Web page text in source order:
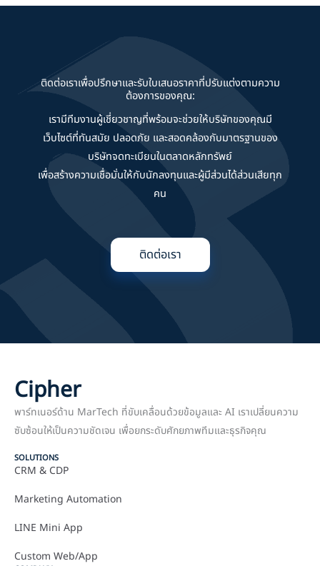
ติดต่อเราเพื่อปรึกษาและรับใบเสนอราคาที่ปรับแต่งตามความ
ต้องการของคุณ:
เรามีทีมงานผู้เชี่ยวชาญที่พร้อมจะช่วยให้บริษัทของคุณมี
เว็บไซต์ที่ทันสมัย ปลอดภัย และสอดคล้องกับมาตรฐานของ
บริษัทจดทะเบียนในตลาดหลักทรัพย์
เพื่อสร้างความเชื่อมั่นให้กับนักลงทุนและผู้มีส่วนได้ส่วนเสียทุก
คน
ติดต่อเรา
Cipher
พาร์ทเนอร์ด้าน MarTech ที่ขับเคลื่อนด้วยข้อมูลและ AI เราเปลี่ยนความ
ซับซ้อนให้เป็นความชัดเจน เพื่อยกระดับศักยภาพทีมและธุรกิจคุณ
SOLUTIONS
CRM & CDP
Marketing Automation
LINE Mini App
Custom Web/App